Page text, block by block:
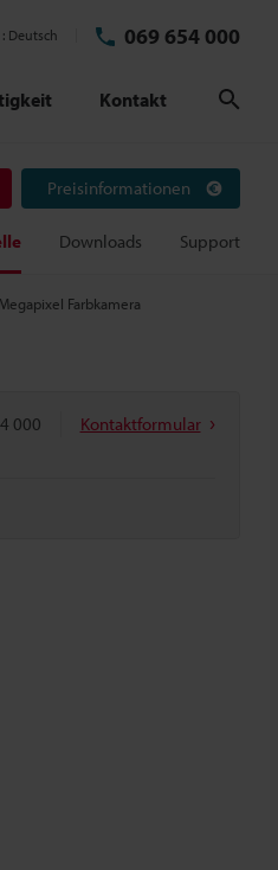
Deutsch 069 654 000
Kontakt
Preisinformationen
Downloads Support
Farbkamera
000 Kontaktformular